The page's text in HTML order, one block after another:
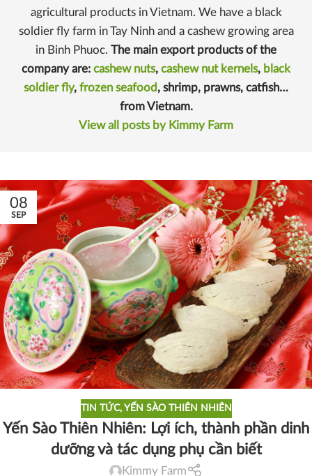
agricultural products in Vietnam. We have a black
soldier fly farm in Tay Ninh and a cashew growing area
in Binh Phuoc. The main export products of the
company are: cashew nuts, cashew nut kernels, black
soldier fly, frozen seafood , shrimp, prawns, catfish…
from Vietnam.
View all posts by Kimmy Farm
08
SEP
TIN TỨC, YẾN SÀO THIÊN NHIÊN
Yến Sào Thiên Nhiên: Lợi ích, thành phần dinh
dưỡng và tác dụng phụ cần biết
Kimmy Farm